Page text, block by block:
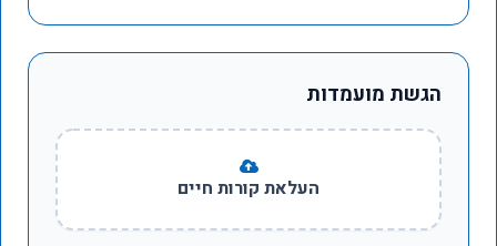
הגשת מועמדות
העלאת קורות חיים